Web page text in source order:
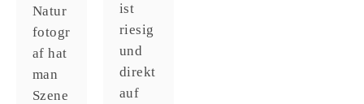
Natur
fotogr
af hat
man
Szene
ist
riesig
und
direkt
auf